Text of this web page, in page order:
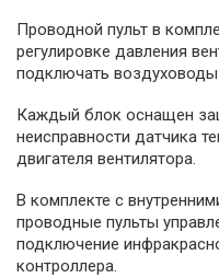
Проводной пульт в
регулировке давления
подключать
Каждый блок оснащен
неисправности датчика
двигателя вентилятора.
В комплекте с
проводные пульты
подключение
контроллера.